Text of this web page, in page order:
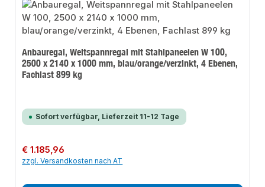
Anbauregal, Weitspannregal mit Stahlpaneelen W 100,
2500 x 2140 x 1000 mm, blau/orange/verzinkt, 4 Ebenen,
Fachlast 899 kg
Sofort verfügbar, Lieferzeit 11-12 Tage
Regulärer Preis:
€ 1.185,96
zzgl. Versandkosten nach AT